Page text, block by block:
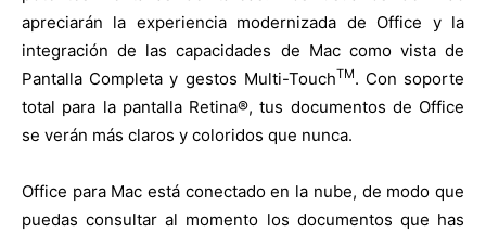
apreciarán la experiencia modernizada de Office y la
integración de las capacidades de Mac como vista de
Pantalla Completa y gestos Multi-TouchTM. Con soporte
total para la pantalla Retina®, tus documentos de Office
se verán más claros y coloridos que nunca.
Office para Mac está conectado en la nube, de modo que
puedas consultar al momento los documentos que has